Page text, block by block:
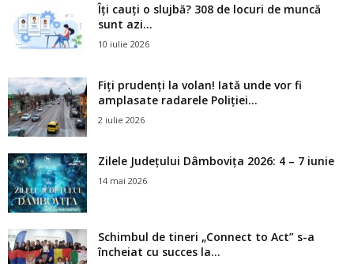
Îți cauți o slujbă? 308 de locuri de muncă
sunt azi...
10 iulie 2026
Fiți prudenți la volan! Iată unde vor fi
amplasate radarele Poliției...
2 iulie 2026
Zilele Județului Dâmbovița 2026: 4 – 7 iunie
14 mai 2026
Schimbul de tineri „Connect to Act” s-a
încheiat cu succes la...